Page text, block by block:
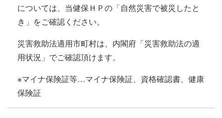
については、当健保ＨＰの「自然災害で被災したと
き」をご確認ください。
災害救助法適用市町村は、内閣府「災害救助法の適
用状況」でご確認頂けます。
※マイナ保険証等…マイナ保険証、資格確認書、健康
保険証